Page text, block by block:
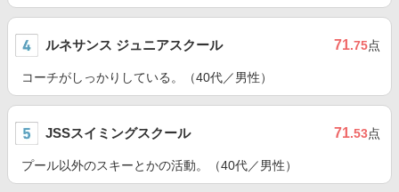
ルネサンス ジュニアスクール 71.75点
コーチがしっかりしている。（40代／男性）
JSSスイミングスクール 71.53点
プール以外のスキーとかの活動。（40代／男性）